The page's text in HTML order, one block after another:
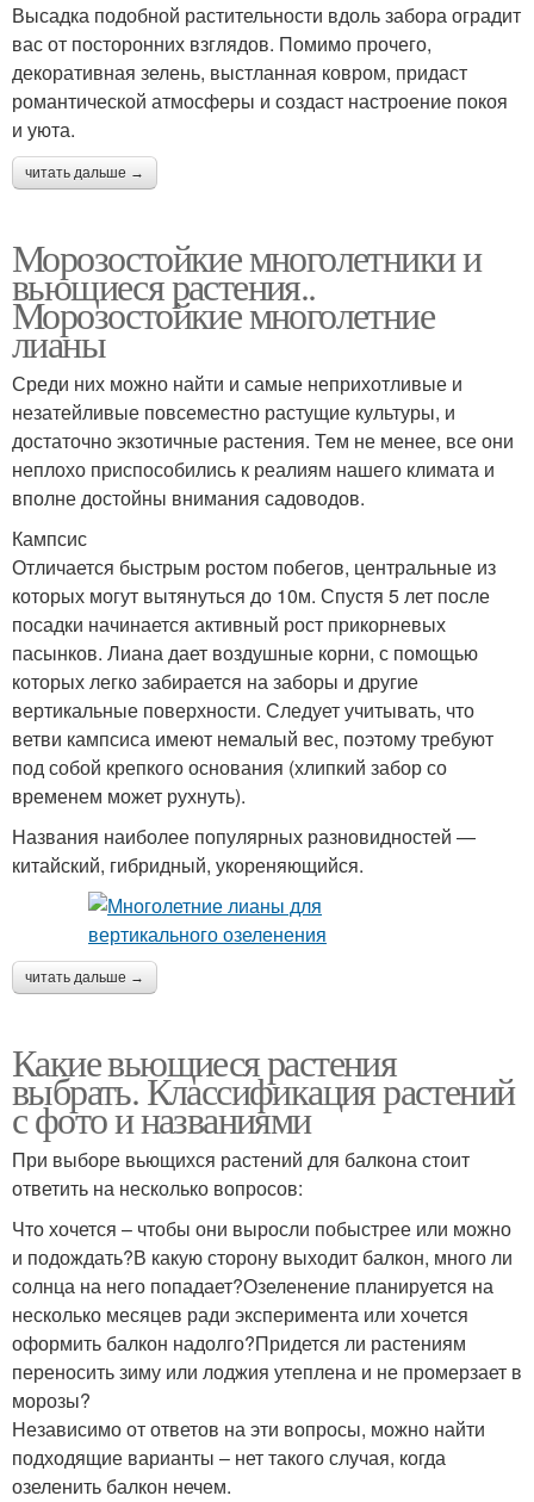
Высадка подобной растительности вдоль забора оградит
вас от посторонних взглядов. Помимо прочего,
декоративная зелень, выстланная ковром, придаст
романтической атмосферы и создаст настроение покоя
и уюта.
читать дальше →
Морозостойкие многолетники и
вьющиеся растения..
Морозостойкие многолетние
лианы
Среди них можно найти и самые неприхотливые и
незатейливые повсеместно растущие культуры, и
достаточно экзотичные растения. Тем не менее, все они
неплохо приспособились к реалиям нашего климата и
вполне достойны внимания садоводов.
Кампсис
Отличается быстрым ростом побегов, центральные из
которых могут вытянуться до 10м. Спустя 5 лет после
посадки начинается активный рост прикорневых
пасынков. Лиана дает воздушные корни, с помощью
которых легко забирается на заборы и другие
вертикальные поверхности. Следует учитывать, что
ветви кампсиса имеют немалый вес, поэтому требуют
под собой крепкого основания (хлипкий забор со
временем может рухнуть).
Названия наиболее популярных разновидностей —
китайский, гибридный, укореняющийся.
читать дальше →
Какие вьющиеся растения
выбрать. Классификация растений
с фото и названиями
При выборе вьющихся растений для балкона стоит
ответить на несколько вопросов:
Что хочется – чтобы они выросли побыстрее или можно
и подождать?В какую сторону выходит балкон, много ли
солнца на него попадает?Озеленение планируется на
несколько месяцев ради эксперимента или хочется
оформить балкон надолго?Придется ли растениям
переносить зиму или лоджия утеплена и не промерзает в
морозы?
Независимо от ответов на эти вопросы, можно найти
подходящие варианты – нет такого случая, когда
озеленить балкон нечем.